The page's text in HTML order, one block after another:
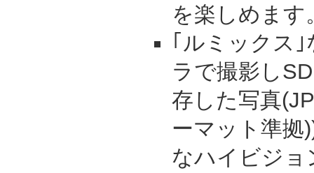
を楽しめます
｢ルミックス
ラで撮影し
存した写真
ーマット準拠
なハイビジョ